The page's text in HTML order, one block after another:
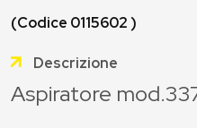
(Codice 0115602 )
Descrizione
Aspiratore